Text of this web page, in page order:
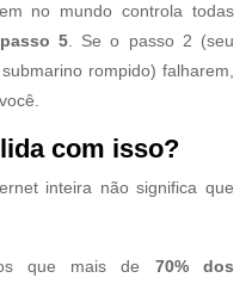
no mundo controla todas
passo 5 . Se o passo 2 (seu
rompido) falharem,
com isso?
inteira não significa que
que mais de 70% dos